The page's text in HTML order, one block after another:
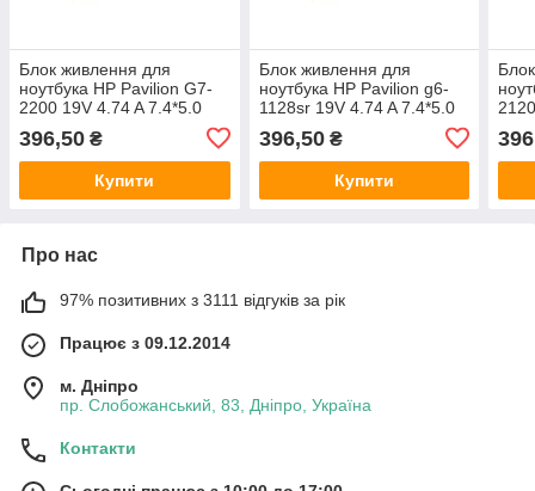
Блок живлення для
ноутбука HP Pavilion G7-
2200 19V 4.74 A 7.4*5.0
396,50 ₴
Купити
Блок живлення для
ноутбука HP Pavilion g6-
1128sr 19V 4.74 A 7.4*5.0
396,50₴
Купити
Про нас
97% позитивних з 3111 відгуків за рік
Працює з 09.12.2014
м. Дніпро
пр. Слобожанський, 83, Дніпро, Україна
Контакти